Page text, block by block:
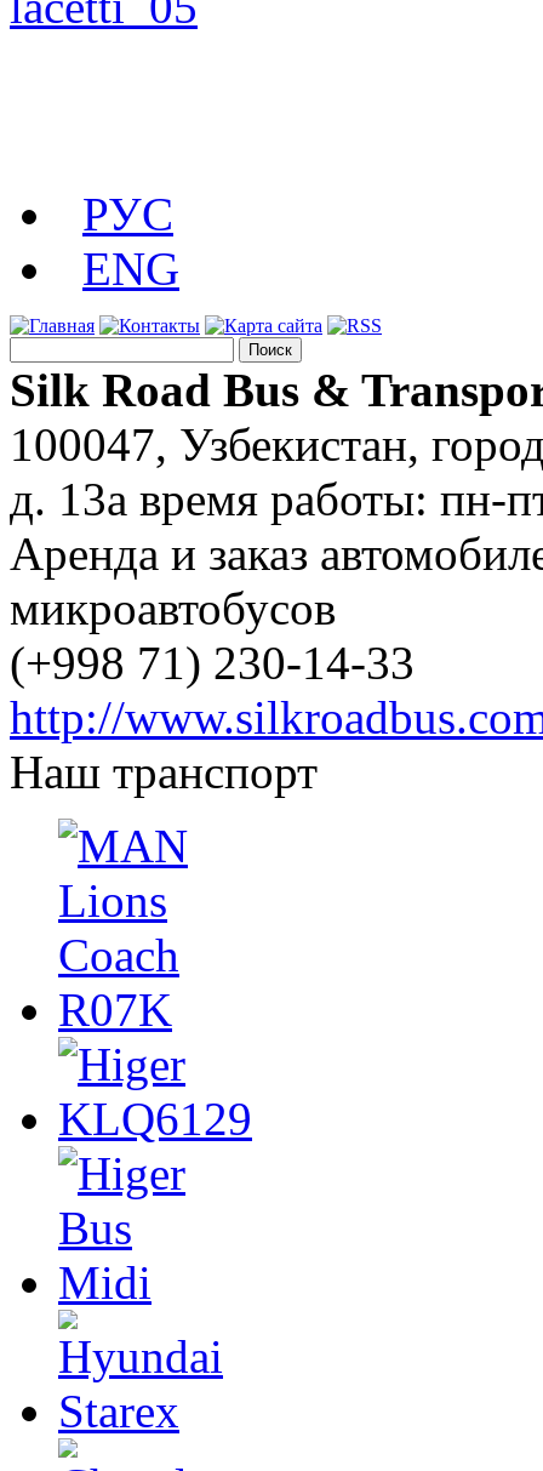
РУС
ENG
Silk Road Bus &
100047, Узбекистан,
д. 13a время работы: пн-
Аренда и заказ
микроавтобусов
(+998 71) 230-14-33
http://
Наш транспорт